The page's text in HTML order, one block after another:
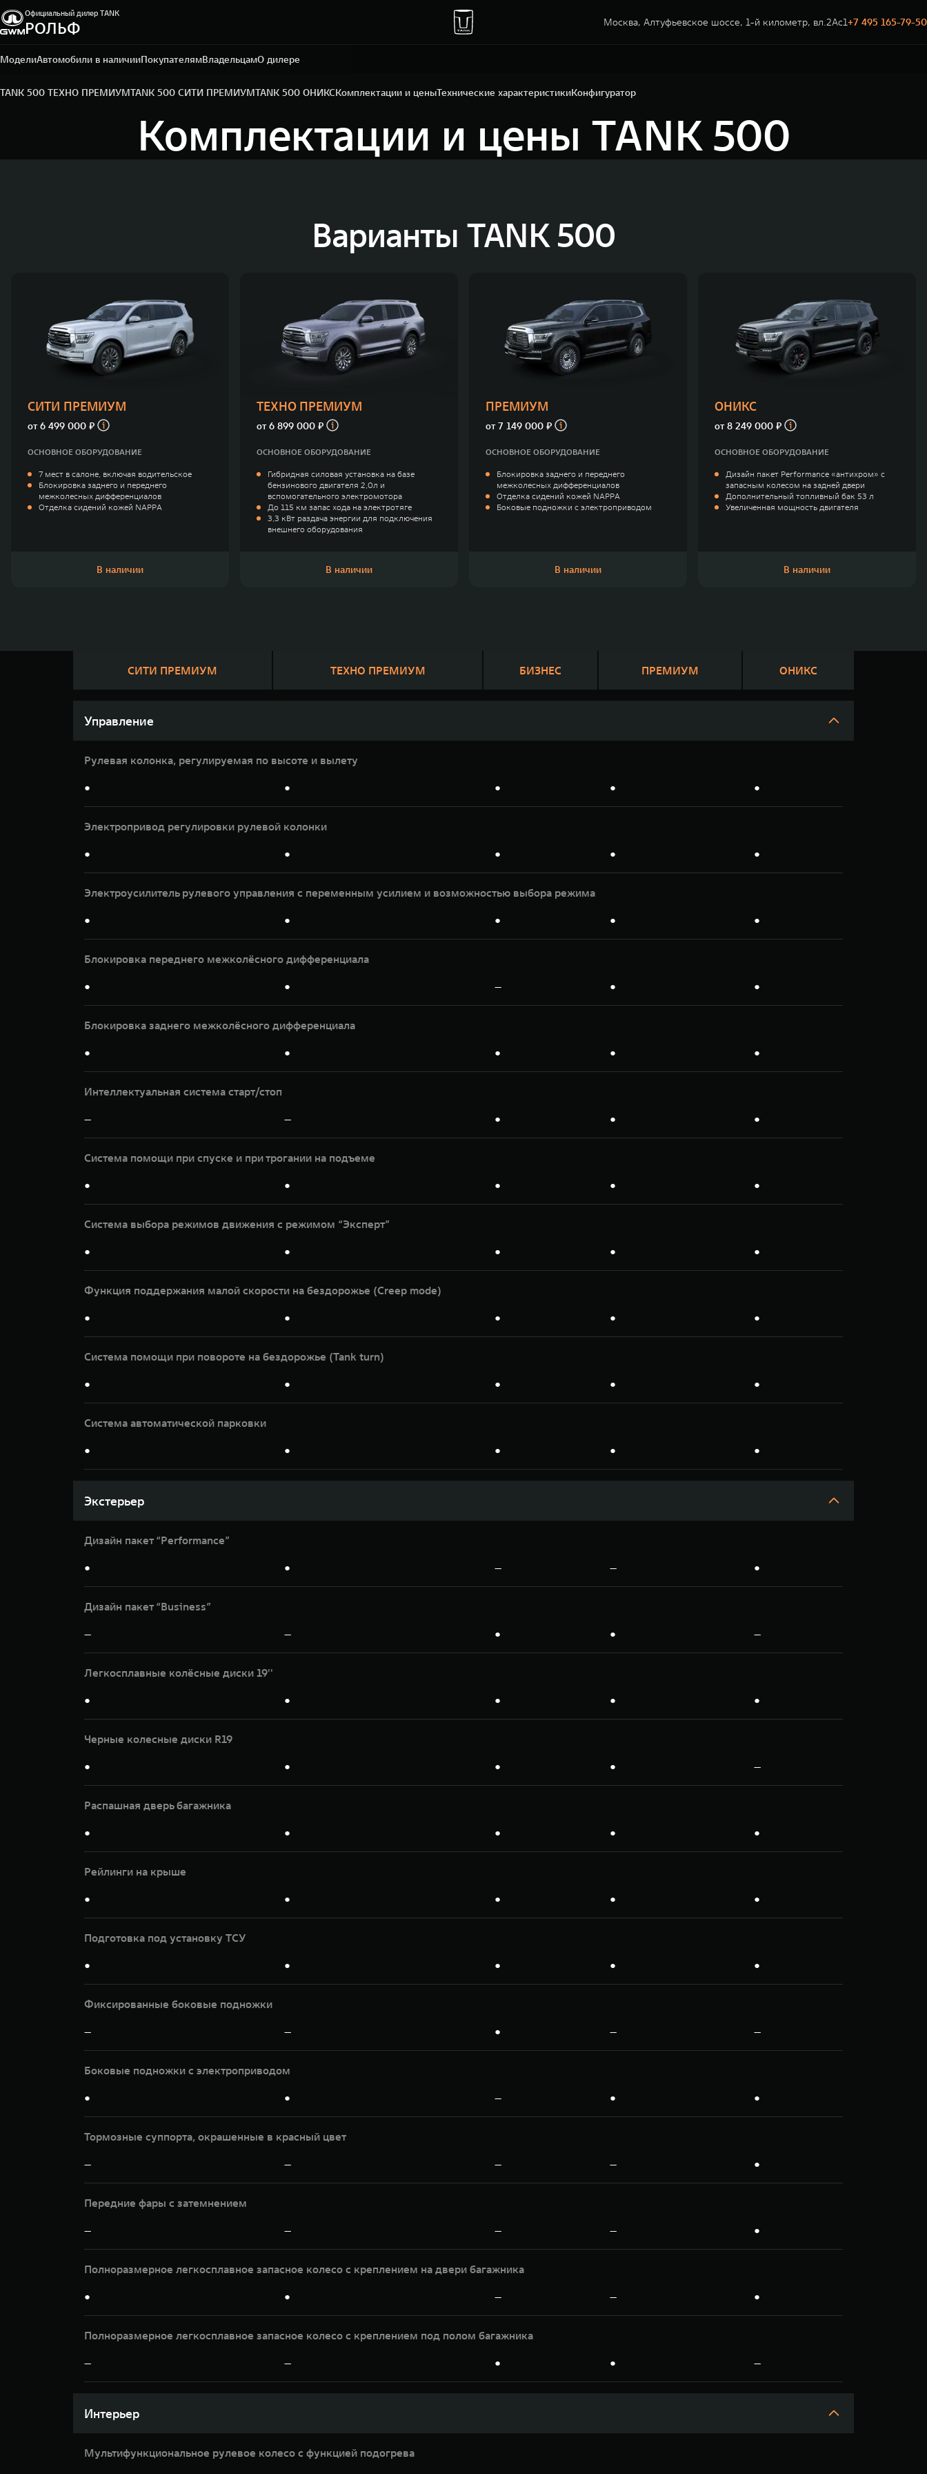
Официальный дилер TANK
РОЛЬФ Москва, Алтуфьевское шоссе, 1-й километр, вл.2Ас1+7 495 165-79-50
МоделиАвтомобили в наличииПокупателямВладельцамО дилере
Москва, Алтуфьевское шоссе, 1-й километр, вл.2Ас1
+7 495 165-79-50
TANK 500 ТЕХНО ПРЕМИУМTANK 500 СИТИ ПРЕМИУМTANK 500 ОНИКСКомплектации и ценыТехнические характеристикиКонфигуратор
Комплектации и цены TANK 500
Варианты TANK 500
СИТИ ПРЕМИУМ
от6 499 000 ₽
ОСНОВНОЕ ОБОРУДОВАНИЕ
7 мест в салоне, включая водительское
Блокировка заднего и переднего
межколесных дифференциалов
Отделка сидений кожей NAPPA
В наличии
ТЕХНО ПРЕМИУМ
от6 899 000 ₽
ОСНОВНОЕ ОБОРУДОВАНИЕ
Гибридная силовая установка на базе
бензинового двигателя 2,0л и
вспомогательного электромотора
До 115 км запас хода на электротяге
3,3 кВт раздача энергии для подключения
внешнего оборудования
В наличии
ПРЕМИУМ
от7 149 000 ₽
ОСНОВНОЕ ОБОРУДОВАНИЕ
Блокировка заднего и переднего
межколесных дифференциалов
Отделка сидений кожей NAPPA
Боковые подножки с электроприводом
В наличии
ОНИКС
от8 249 000 ₽
ОСНОВНОЕ ОБОРУДОВАНИЕ
Дизайн пакет Performance «антихром» с
запасным колесом на задней двери
Дополнительный топливный бак 53 л
Увеличенная мощность двигателя
В наличии
СИТИ ПРЕМИУМ ТЕХНО ПРЕМИУМ БИЗНЕС ПРЕМИУМ ОНИКС
Управление
Рулевая колонка, регулируемая по высоте и вылету
● ● ● ● ●
Электропривод регулировки рулевой колонки
● ● ● ● ●
Электроусилитель рулевого управления с переменным усилием и возможностью выбора режима
● ● ● ● ●
Блокировка переднего межколёсного дифференциала
● ● — ● ●
Блокировка заднего межколёсного дифференциала
● ● ● ● ●
Интеллектуальная система старт/стоп
— — ● ● ●
Система помощи при спуске и при трогании на подъеме
● ● ● ● ●
Система выбора режимов движения с режимом “Эксперт”
● ● ● ● ●
Функция поддержания малой скорости на бездорожье (Creep mode)
● ● ● ● ●
Система помощи при повороте на бездорожье (Tank turn)
● ● ● ● ●
Система автоматической парковки
● ● ● ● ●
Экстерьер
Дизайн пакет “Performance”
● ● — — ●
Дизайн пакет “Business”
— — ● ● —
Легкосплавные колёсные диски 19''
● ● ● ● ●
Черные колесные диски R19
● ● ● ● —
Распашная дверь багажника
● ● ● ● ●
Рейлинги на крыше
● ● ● ● ●
Подготовка под установку ТСУ
● ● ● ● ●
Фиксированные боковые подножки
— — ● — —
Боковые подножки с электроприводом
● ● — ● ●
Тормозные суппорта, окрашенные в красный цвет
— — — — ●
Передние фары с затемнением
— — — — ●
Полноразмерное легкосплавное запасное колесо с креплением на двери багажника
● ● — — ●
Полноразмерное легкосплавное запасное колесо с креплением под полом багажника
— — ● ● —
Интерьер
Мультифункциональное рулевое колесо с функцией подогрева